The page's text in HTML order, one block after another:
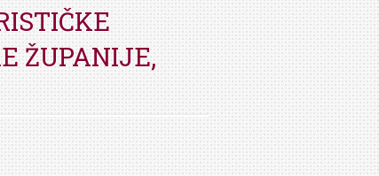
ŽUPANIJE,